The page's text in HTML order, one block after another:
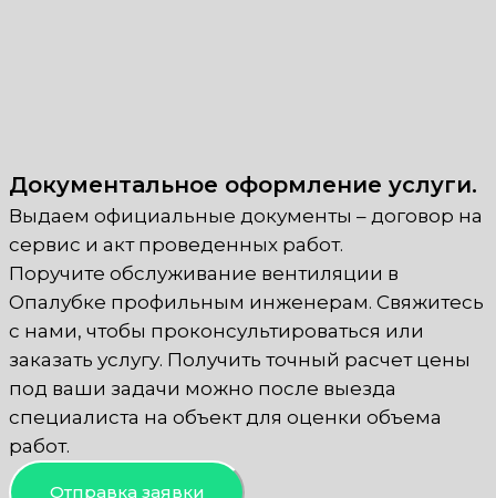
Документальное оформление услуги.
Выдаем официальные документы – договор на
сервис и акт проведенных работ.
Поручите обслуживание вентиляции в
Опалубке профильным инженерам. Свяжитесь
с нами, чтобы проконсультироваться или
заказать услугу. Получить точный расчет цены
под ваши задачи можно после выезда
специалиста на объект для оценки объема
работ.
Отправка заявки